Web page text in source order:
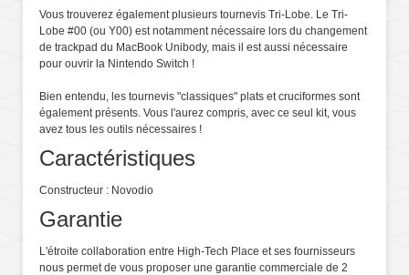
Vous trouverez également plusieurs tournevis Tri-Lobe. Le Tri-
Lobe #00 (ou Y00) est notamment nécessaire lors du changement
de trackpad du MacBook Unibody, mais il est aussi nécessaire
pour ouvrir la Nintendo Switch !
Bien entendu, les tournevis "classiques" plats et cruciformes sont
également présents. Vous l'aurez compris, avec ce seul kit, vous
avez tous les outils nécessaires !
Caractéristiques
Constructeur : Novodio
Garantie
L'étroite collaboration entre High-Tech Place et ses fournisseurs
nous permet de vous proposer une garantie commerciale de 2